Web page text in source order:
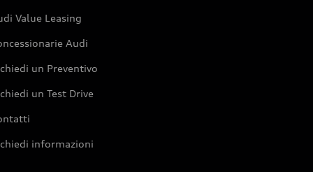
Value Leasing
Audi
un Preventivo
un Test Drive
informazioni